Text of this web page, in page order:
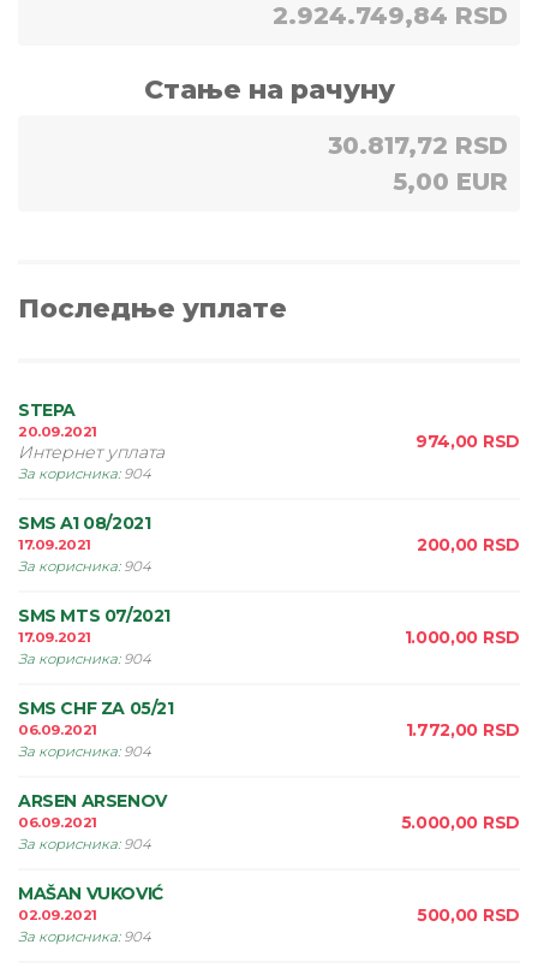
2.924.749,84 RSD
Стање на рачуну
30.817,72 RSD
5,00 EUR
Последње уплате
STEPA
20.09.2021
Интернет уплата
За корисника: 904
974,00 RSD
SMS A1 08/2021
17.09.2021
За корисника: 904
200,00 RSD
SMS MTS 07/2021
17.09.2021
За корисника: 904
1.000,00 RSD
SMS CHF ZA 05/21
06.09.2021
За корисника: 904
1.772,00 RSD
ARSEN ARSENOV
06.09.2021
За корисника: 904
5.000,00 RSD
MAŠAN VUKOVIĆ
02.09.2021
За корисника: 904
500,00 RSD